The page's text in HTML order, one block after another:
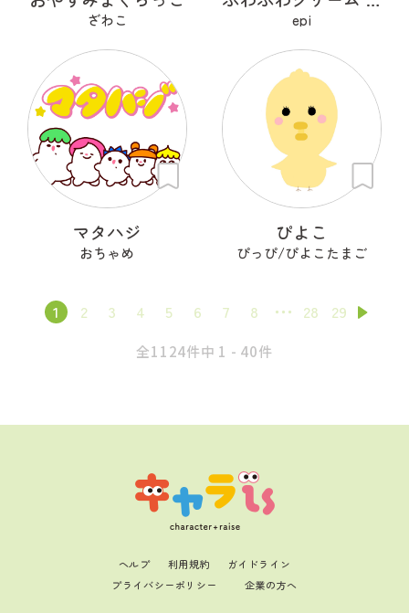
ざわこ epi
マタハジ
おちゃめ
ぴよこ
ぴっぴ/ぴよこたまご
1 2 3 4 5 6 7 8 28 29
全1124件中 1 - 40件
ヘルプ 利用規約
ガイドライン
プライバシーポリシー
企業の方へ